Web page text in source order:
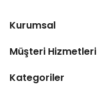
Kurumsal
Müşteri Hizmetleri
Kategoriler